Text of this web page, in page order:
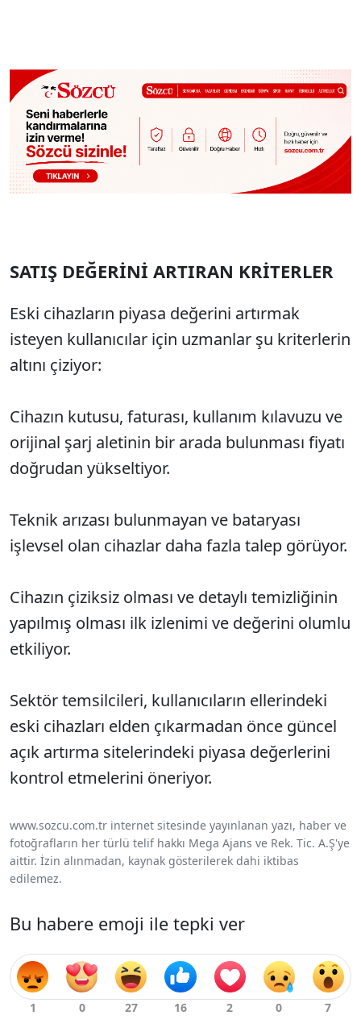
SATIŞ DEĞERİNİ ARTIRAN KRİTERLER
Eski cihazların piyasa değerini artırmak
isteyen kullanıcılar için uzmanlar şu kriterlerin
altını çiziyor:
Cihazın kutusu, faturası, kullanım kılavuzu ve
orijinal şarj aletinin bir arada bulunması fiyatı
doğrudan yükseltiyor.
Teknik arızası bulunmayan ve bataryası
işlevsel olan cihazlar daha fazla talep görüyor.
Cihazın çiziksiz olması ve detaylı temizliğinin
yapılmış olması ilk izlenimi ve değerini olumlu
etkiliyor.
Sektör temsilcileri, kullanıcıların ellerindeki
eski cihazları elden çıkarmadan önce güncel
açık artırma sitelerindeki piyasa değerlerini
kontrol etmelerini öneriyor.
www.sozcu.com.tr internet sitesinde yayınlanan yazı, haber ve
fotoğrafların her türlü telif hakkı Mega Ajans ve Rek. Tic. A.Ş'ye
aittir. İzin alınmadan, kaynak gösterilerek dahi iktibas
edilemez.
Bu habere emoji ile tepki ver